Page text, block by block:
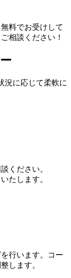
料でお受けして
相談ください！
況に応じて柔軟に
ください。
たします。
行います。コー
します。